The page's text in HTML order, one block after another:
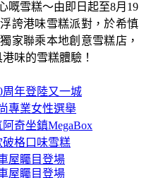
嘅雪糕～由即日起至8月19
誇港味雪糕派對，於希慎
家聯乘本地創意雪糕店，
味的雪糕體驗！